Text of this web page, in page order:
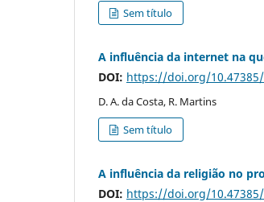
Sem título
A influência da internet na
DOI: https://doi.org/
D. A. da Costa, R. Martins
Sem título
A influência da religião no
DOI: https://doi.org/